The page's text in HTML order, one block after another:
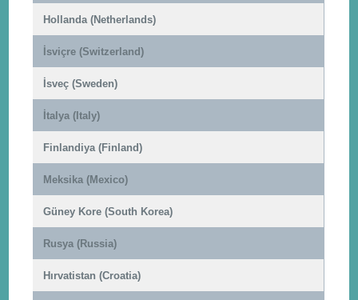
Hollanda (Netherlands)
İsviçre (Switzerland)
İsveç (Sweden)
İtalya (Italy)
Finlandiya (Finland)
Meksika (Mexico)
Güney Kore (South Korea)
Rusya (Russia)
Hırvatistan (Croatia)